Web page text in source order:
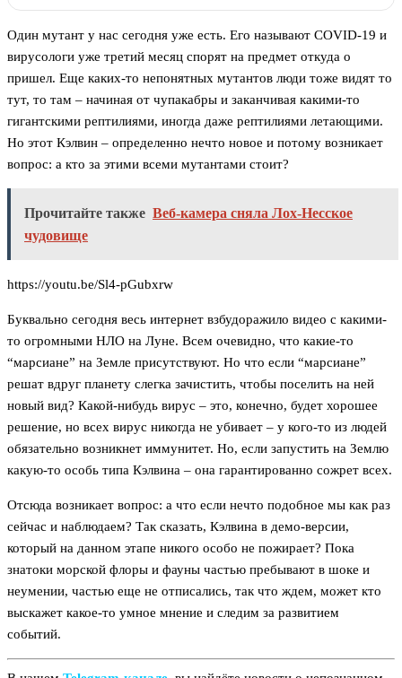
Один мутант у нас сегодня уже есть. Его называют COVID-19 и
вирусологи уже третий месяц спорят на предмет откуда о
пришел. Еще каких-то непонятных мутантов люди тоже видят то
тут, то там – начиная от чупакабры и заканчивая какими-то
гигантскими рептилиями, иногда даже рептилиями летающими.
Но этот Кэлвин – определенно нечто новое и потому возникает
вопрос: а кто за этими всеми мутантами стоит?
Прочитайте также Веб-камера сняла Лох-Несское
чудовище
https://youtu.be/Sl4-pGubxrw
Буквально сегодня весь интернет взбудоражило видео с какими-
то огромными НЛО на Луне. Всем очевидно, что какие-то
“марсиане” на Земле присутствуют. Но что если “марсиане”
решат вдруг планету слегка зачистить, чтобы поселить на ней
новый вид? Какой-нибудь вирус – это, конечно, будет хорошее
решение, но всех вирус никогда не убивает – у кого-то из людей
обязательно возникнет иммунитет. Но, если запустить на Землю
какую-то особь типа Кэлвина – она гарантированно сожрет всех.
Отсюда возникает вопрос: а что если нечто подобное мы как раз
сейчас и наблюдаем? Так сказать, Кэлвина в демо-версии,
который на данном этапе никого особо не пожирает? Пока
знатоки морской флоры и фауны частью пребывают в шоке и
неумении, частью еще не отписались, так что ждем, может кто
выскажет какое-то умное мнение и следим за развитием
событий.